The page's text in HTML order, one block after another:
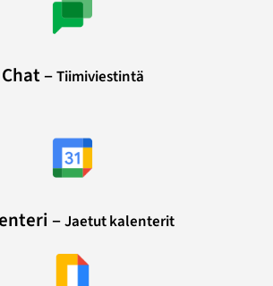
Chat –Tiimiviestintä
–Jaetut kalenterit